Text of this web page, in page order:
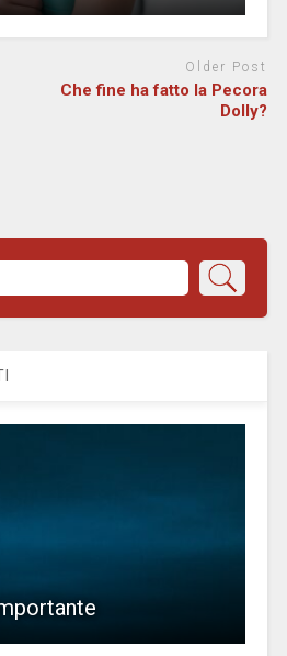
Older Post
Che fine ha fatto la Pecora
Dolly?